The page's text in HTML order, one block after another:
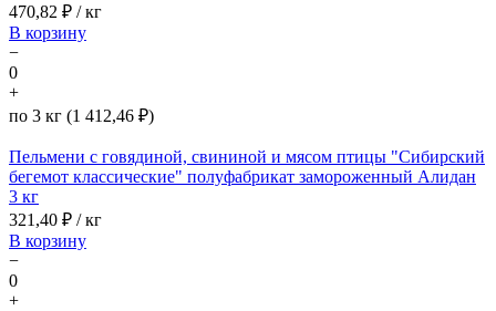
470,82 ₽ / кг
В корзину
−
0
+
по 3 кг (1 412,46 ₽)
Пельмени с говядиной, свининой и мясом птицы "Сибирский
бегемот классические" полуфабрикат замороженный Алидан
3 кг
321,40 ₽ / кг
В корзину
−
0
+